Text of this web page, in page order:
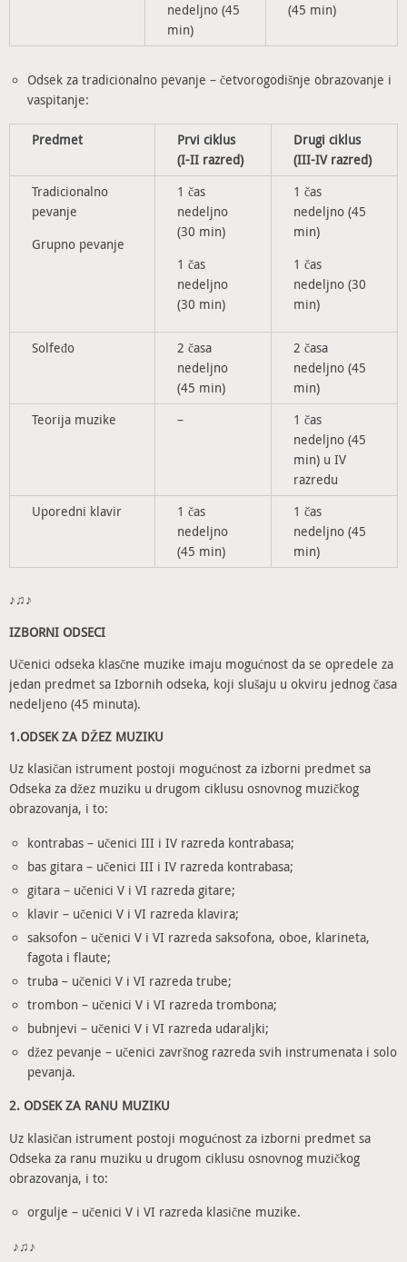
nedeljno (45
min)
(45 min)
Odsek za tradicionalno pevanje – četvorogodišnje obrazovanje i
vaspitanje:
Predmet
Prvi ciklus
(I-II razred)
Drugi ciklus
(III-IV razred)
Tradicionalno
pevanje
Grupno pevanje
1 čas
nedeljno
(30 min)
1 čas
nedeljno
(30 min)
1 čas
nedeljno (45
min)
1 čas
nedeljno (30
min)
Solfeđo
2 časa
nedeljno
(45 min)
2 časa
nedeljno (45
min)
Teorija muzike
–
1 čas
nedeljno (45
min) u IV
razredu
Uporedni klavir
1 čas
nedeljno
(45 min)
1 čas
nedeljno (45
min)
♪♫♪
IZBORNI ODSECI
Učenici odseka klasčne muzike imaju mogućnost da se opredele za
jedan predmet sa Izbornih odseka, koji slušaju u okviru jednog časa
nedeljeno (45 minuta).
1.ODSEK ZA DŽEZ MUZIKU
Uz klasičan istrument postoji mogućnost za izborni predmet sa
Odseka za džez muziku u drugom ciklusu osnovnog muzičkog
obrazovanja, i to:
kontrabas – učenici III i IV razreda kontrabasa;
bas gitara – učenici III i IV razreda kontrabasa;
gitara – učenici V i VI razreda gitare;
klavir – učenici V i VI razreda klavira;
saksofon – učenici V i VI razreda saksofona, oboe, klarineta,
fagota i flaute;
truba – učenici V i VI razreda trube;
trombon – učenici V i VI razreda trombona;
bubnjevi – učenici V i VI razreda udaraljki;
džez pevanje – učenici završnog razreda svih instrumenata i solo
pevanja.
2. ODSEK ZA RANU MUZIKU
Uz klasičan istrument postoji mogućnost za izborni predmet sa
Odseka za ranu muziku u drugom ciklusu osnovnog muzičkog
obrazovanja, i to:
orgulje – učenici V i VI razreda klasične muzike.
♪♫♪